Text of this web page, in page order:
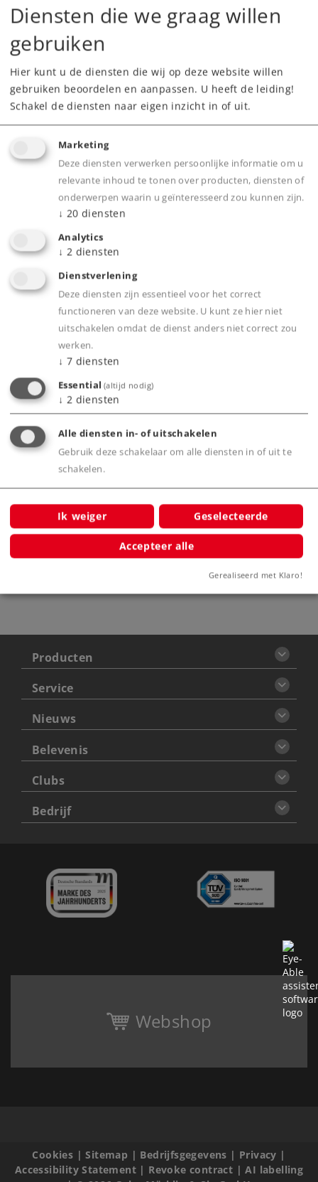
Leverbaar vanaf fabriek.
Webwinkel
Downloads
Onderdelen bestellen
Product
Productinfo
Grootbedrijf
Waarschuwing
Let op: Niet voor kinderen onder
de 15 jaar
Producten
Service
Nieuws
Belevenis
Clubs
Bedrijf
Webshop
Cookies |Sitemap | Bedrijfsgegevens | Privacy |
Accessibility Statement| Revoke contract |AI labelling
Diensten die we graag willen
gebruiken
Hier kunt u de diensten die wij op deze website willen
gebruiken beoordelen en aanpassen. U heeft de leiding!
Schakel de diensten naar eigen inzicht in of uit.
Marketing
Deze diensten verwerken persoonlijke informatie om u
relevante inhoud te tonen over producten, diensten of
onderwerpen waarin u geïnteresseerd zou kunnen zijn.
↓ 20 diensten
Analytics
↓ 2 diensten
Dienstverlening
Deze diensten zijn essentieel voor het correct
functioneren van deze website. U kunt ze hier niet
uitschakelen omdat de dienst anders niet correct zou
werken.
↓ 7 diensten
Essential (altijd nodig)
↓ 2 diensten
Alle diensten in- of uitschakelen
Gebruik deze schakelaar om alle diensten in of uit te
schakelen.
Ik weiger Geselecteerde
Accepteer alle
Gerealiseerd met Klaro!